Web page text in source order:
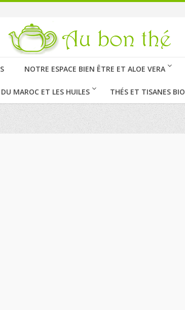
NOTRE ESPACE BIEN ÊTRE ET ALOE VERA
MAROC ET LES HUILES THÉS ET TISANES BIO